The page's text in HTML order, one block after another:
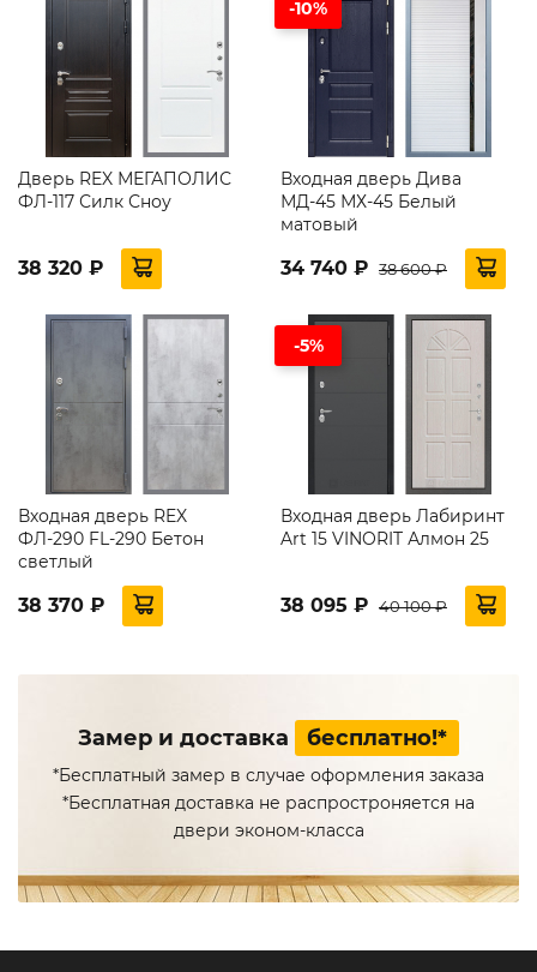
Дверь REX МЕГАПОЛИС
ФЛ-117 Силк Сноу
38 320 ₽
-10%
Входная дверь Дива
МД-45 МХ-45 Белый
матовый
34 740 ₽ 38 600 ₽
Входная дверь REX
ФЛ-290 FL-290 Бетон
светлый
38 370 ₽
-5%
Входная дверь Лабиринт
Art 15 VINORIT Алмон 25
38 095 ₽ 40 100 ₽
Замер и доставка бесплатно!*
*Бесплатный замер в случае оформления заказа
*Бесплатная доставка не распростроняется на
двери эконом-класса